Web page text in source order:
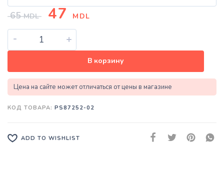
65MDL 47 MDL
- +
В корзину
Цена на сайте может отличаться от цены в магазине
КОД ТОВАРА: PS87252-02
ADD TO WISHLIST